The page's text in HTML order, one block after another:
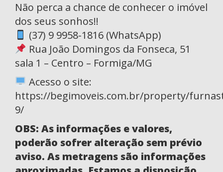
Não perca a chance de conhecer o imóvel
dos seus sonhos!!
(37) 9 9958-1816 (WhatsApp)
Rua João Domingos da Fonseca, 51
sala 1 – Centro – Formiga/MG
Acesso o site:
https://begimoveis.com.br/property/
9/
OBS: As informações e valores,
poderão sofrer alteração sem prévio
aviso. As metragens são informações